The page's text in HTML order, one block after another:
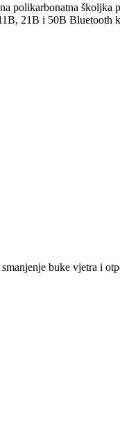
polikarbonatna školjka
21B i 50B Bluetooth
buke vjetra i